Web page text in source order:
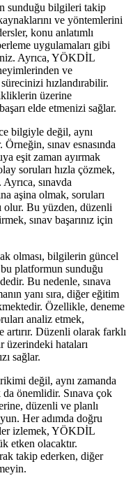
sunduğu bilgileri takip
ve yöntemlerini
konu anlatımlı
uygulamaları gibi
Ayrıca, YÖKDİL
ve
hızlandırabilir.
üzerine
elde etmenizi sağlar.
bilgiyle değil, aynı
sınav esnasında
eşit zaman ayırmak
soruları hızla çözmek,
sınavda
aşina olmak, soruları
olur. Bu yüzden, düzenli
sınav başarınız için
olması, bilgilerin güncel
platformun sunduğu
Bu nedenle, sınava
yanı sıra, diğer eğitim
Özellikle, deneme
analiz etmek,
artırır. Düzenli olarak farklı
üzerindeki hataları
sağlar.
değil, aynı zamanda
önemlidir. Sınava çok
düzenli ve planlı
Her adımda doğru
izlemek, YÖKDİL
etken olacaktır.
takip ederken, diğer